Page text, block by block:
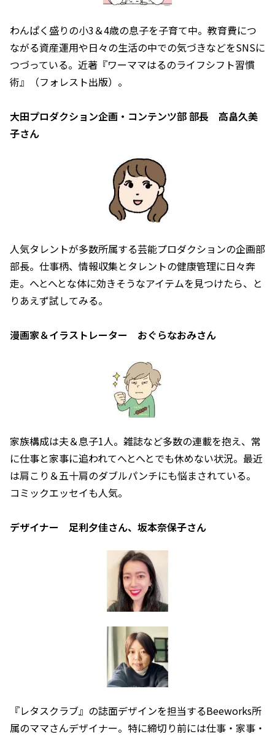
わんぱく盛りの小3＆4歳の息子を子育て中。教育費につ
ながる資産運用や日々の生活の中での気づきなどをSNSに
つづっている。近著『ワーママはるのライフシフト習慣
術』（フォレスト出版）。
大田プロダクション企画・コンテンツ部 部長 高畠久美
子さん
人気タレントが多数所属する芸能プロダクションの企画部
部長。仕事柄、情報収集とタレントの健康管理に日々奔
走。へとへとな体に効きそうなアイテムを見つけたら、と
りあえず試してみる。
漫画家＆イラストレーター おぐらなおみさん
家族構成は夫＆息子1人。雑誌など多数の連載を抱え、常
に仕事と家事に追われてへとへとでも休めない状況。最近
は肩こり＆五十肩のダブルパンチにも悩まされている。
コミックエッセイも人気。
デザイナー 足利夕佳さん、坂本奈保子さん
『レタスクラブ』の誌面デザインを担当するBeeworks所
属のママさんデザイナー。特に締切り前には仕事・家事・